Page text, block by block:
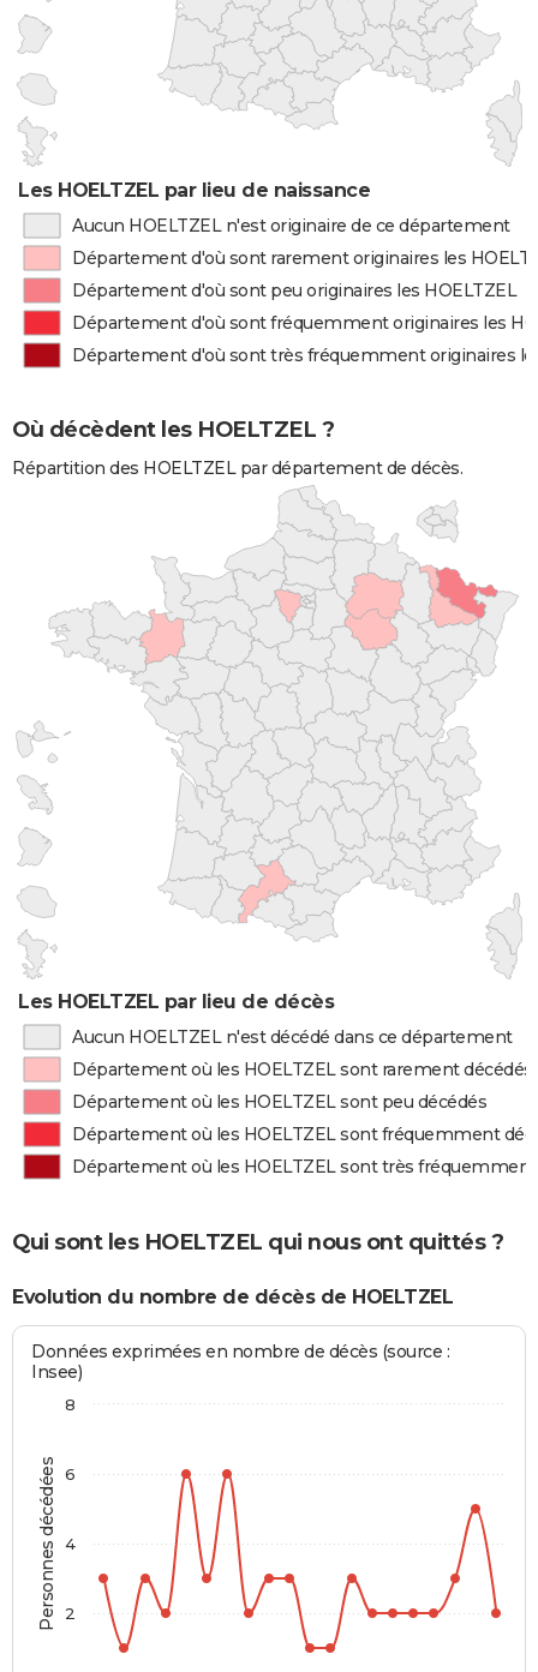
Les HOELTZEL par lieu de naissance
Aucun HOELTZEL n'est originaire de ce département
Département d'où sont rarement originaires les
Département d'où sont peu originaires les HOELTZEL
Département d'où sont fréquemment originaires les
Département d'où sont très fréquemment originaires
Où décèdent les HOELTZEL ?
Répartition des HOELTZEL par département de décès.
Les HOELTZEL par lieu de décès
Aucun HOELTZEL n'est décédé dans ce département
Département où les HOELTZEL sont rarement décédés
Département où les HOELTZEL sont peu décédés
Département où les HOELTZEL sont fréquemment
Département où les HOELTZEL sont très
Qui sont les HOELTZEL qui nous ont quittés ?
Evolution du nombre de décès de HOELTZEL
Personnes décédées
Données exprimées en nombre de décès (source :
Insee)
2
4
6
8